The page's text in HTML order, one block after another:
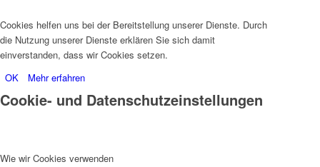
Cookies helfen uns bei der Bereitstellung unserer Dienste. Durch
die Nutzung unserer Dienste erklären Sie sich damit
einverstanden, dass wir Cookies setzen.
OK
Mehr erfahren
Cookie- und Datenschutzeinstellungen
Wie wir Cookies verwenden